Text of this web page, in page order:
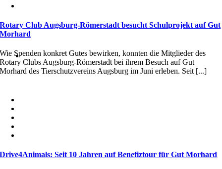
Rotary Club Augsburg-Römerstadt besucht Schulprojekt auf Gut
Morhard
Wie Spenden konkret Gutes bewirken, konnten die Mitglieder des
Rotary Clubs Augsburg-Römerstadt bei ihrem Besuch auf Gut
Morhard des Tierschutzvereins Augsburg im Juni erleben. Seit [...]
Drive4Animals: Seit 10 Jahren auf Benefiztour für Gut Morhard